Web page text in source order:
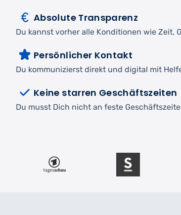
Absolute Transparenz
Du kannst vorher alle Konditionen wie Zeit,
Persönlicher Kontakt
Du kommunizierst direkt und digital mit
Keine starren Geschäftszeiten
Du musst Dich nicht an feste